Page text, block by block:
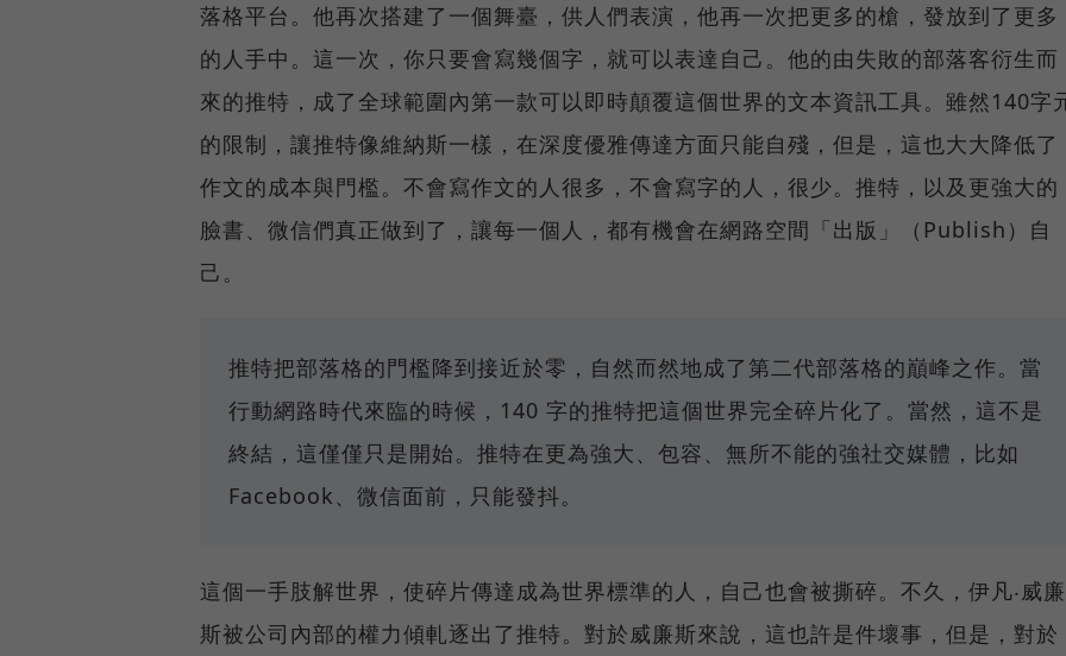
落格平台。他再次搭建了一個舞臺，供人們表演，他再一次把更多的槍，發放到了更多
的人手中。這一次，你只要會寫幾個字，就可以表達自己。他的由失敗的部落客衍生而
來的推特，成了全球範圍內第一款可以即時顛覆這個世界的文本資訊工具。雖然140字
的限制，讓推特像維納斯一樣，在深度優雅傳達方面只能自殘，但是，這也大大降低了
作文的成本與門檻。不會寫作文的人很多，不會寫字的人，很少。推特，以及更強大的
臉書、微信們真正做到了，讓每一個人，都有機會在網路空間「出版」（Publish）自
己。
推特把部落格的門檻降到接近於零，自然而然地成了第二代部落格的巔峰之作。當
行動網路時代來臨的時候，140 字的推特把這個世界完全碎片化了。當然，這不是
終結，這僅僅只是開始。推特在更為強大、包容、無所不能的強社交媒體，比如
Facebook、微信面前，只能發抖。
這個一手肢解世界，使碎片傳達成為世界標準的人，自己也會被撕碎。不久，伊凡‧威廉
斯被公司內部的權力傾軋逐出了推特。對於威廉斯來說，這也許是件壞事，但是，對於